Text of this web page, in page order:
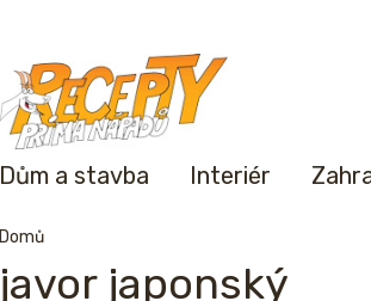
Dům a stavba Interiér
Domů
javor japonský